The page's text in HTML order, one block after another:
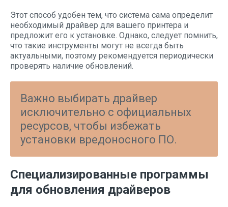
Этот способ удобен тем, что система сама определит
необходимый драйвер для вашего принтера и
предложит его к установке. Однако, следует помнить,
что такие инструменты могут не всегда быть
актуальными, поэтому рекомендуется периодически
проверять наличие обновлений.
Важно выбирать драйвер
исключительно с официальных
ресурсов, чтобы избежать
установки вредоносного ПО.
Специализированные программы
для обновления драйверов